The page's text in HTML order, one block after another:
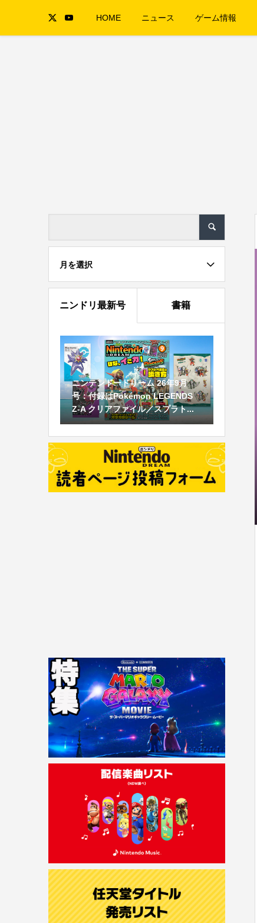
HOME ニュース ゲーム情報
月を選択
ニンドリ最新号 書籍
ニンテンドードリーム 26年9月
号：付録はPokémon LEGENDS
Z-A クリアファイル／スプラト...